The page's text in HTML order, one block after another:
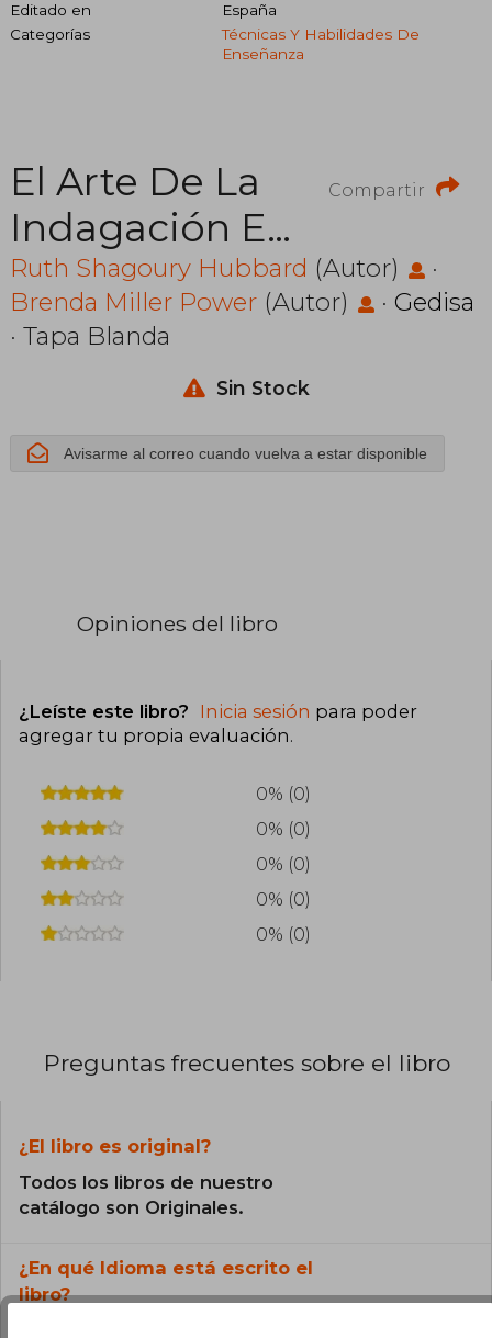
Editado en
España
Categorías
Técnicas Y Habilidades De
Enseñanza
Compartir
El Arte De La
Indagación En
El Aula
(Bertsolari
Aldizkaria)
Ruth Shagoury Hubbard (Autor)
·
Brenda Miller Power (Autor) · Gedisa
· Tapa Blanda
Sin Stock
Avisarme al correo cuando vuelva a estar disponible
Opiniones del libro
¿Leíste este libro? Inicia sesión para poder
agregar tu propia evaluación.
0% (0)
0% (0)
0% (0)
0% (0)
0% (0)
Preguntas frecuentes sobre el libro
¿El libro es original?
Todos los libros de nuestro
catálogo son Originales.
¿En qué Idioma está escrito el
libro?